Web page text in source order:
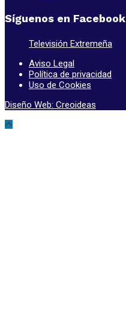
Síguenos en Facebook
Televisión Extremeña
Aviso Legal
Política de privacidad
Uso de Cookies
Diseño Web: Creoideas